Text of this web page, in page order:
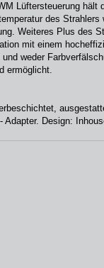
Lüftersteuerung hält
des Strahlers
Weiteres Plus des
mit einem
weder
ermöglicht.
Adapter. Design: